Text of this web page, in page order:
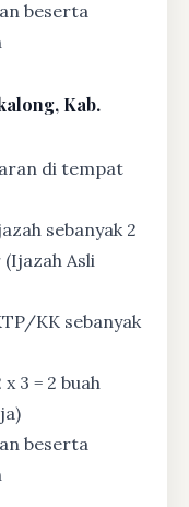
beserta
Kab.
di tempat
sebanyak 2
Asli
KK sebanyak
3 = 2 buah
beserta